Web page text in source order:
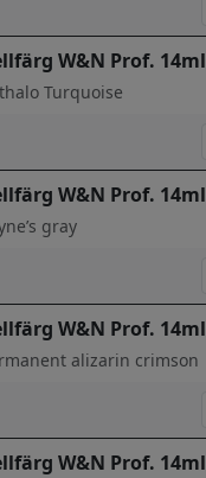
W&N Prof. 14ml
Turquoise
W&N Prof. 14ml
gray
W&N Prof. 14ml
alizarin crimson
W&N Prof. 14ml